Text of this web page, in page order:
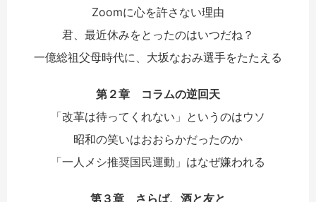
Zoomに心を許さない理由
君、最近休みをとったのはいつだね？
一億総祖父母時代に、大坂なおみ選手をたたえる
第２章 コラムの逆回天
「改革は待ってくれない」というのはウソ
昭和の笑いはおおらかだったのか
「一人メシ推奨国民運動」はなぜ嫌われる
第３章 さらば、酒と友と